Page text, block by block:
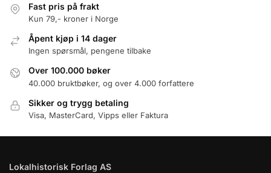
Fast pris på frakt
Kun 79,- kroner i Norge
Åpent kjøp i 14 dager
Ingen spørsmål, pengene tilbake
Over 100.000 bøker
40.000 bruktbøker, og over 4.000 forfattere
Sikker og trygg betaling
Visa, MasterCard, Vipps eller Faktura
Lokalhistorisk Forlag AS